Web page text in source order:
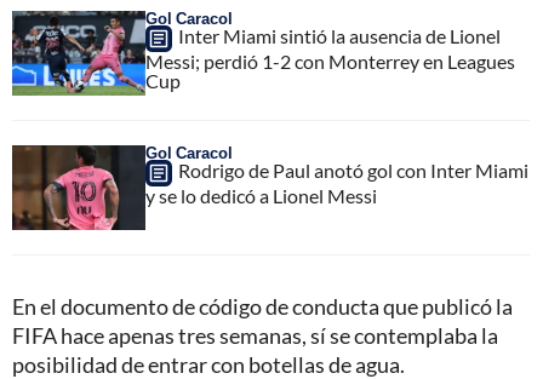
Gol Caracol
Inter Miami sintió la ausencia de Lionel
Messi; perdió 1-2 con Monterrey en Leagues
Cup
Gol Caracol
Rodrigo de Paul anotó gol con Inter Miami
y se lo dedicó a Lionel Messi
En el documento de código de conducta que publicó la
FIFA hace apenas tres semanas, sí se contemplaba la
posibilidad de entrar con botellas de agua.